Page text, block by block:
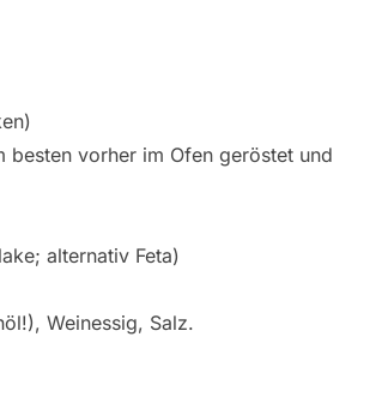
vorher im Ofen geröstet und
alternativ Feta)
Weinessig, Salz.